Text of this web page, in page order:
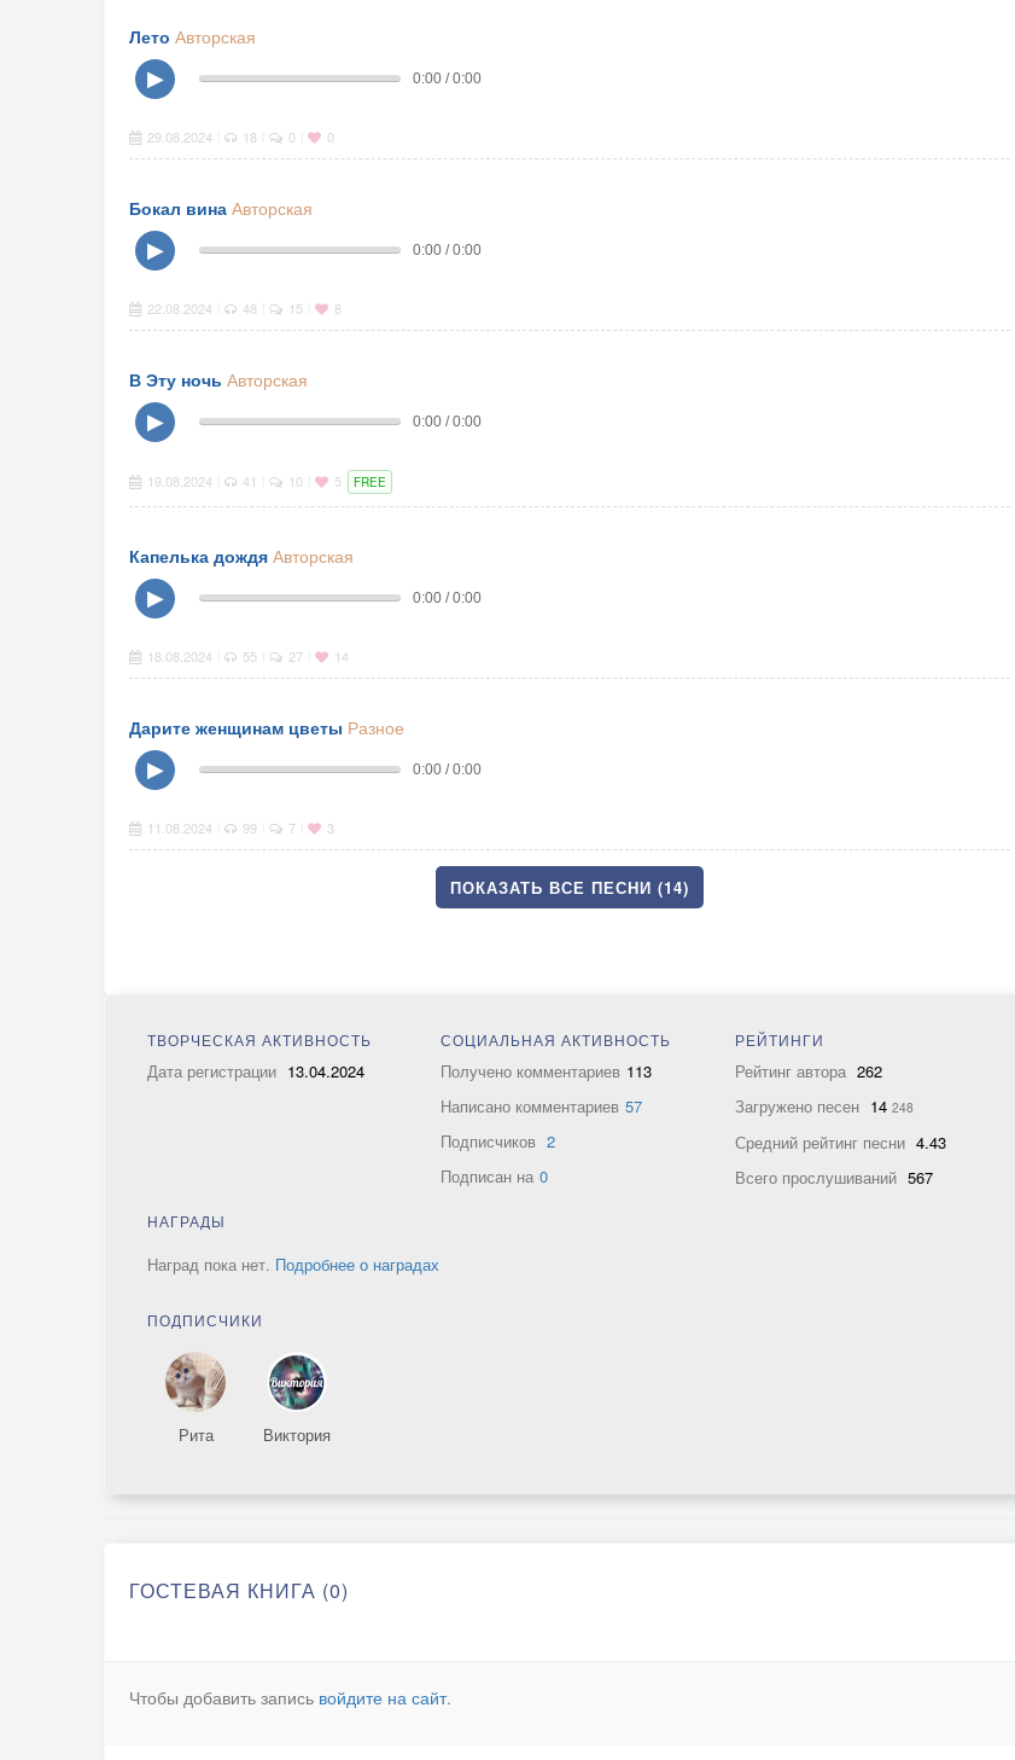
Лето Авторская
▶
0:00 / 0:00
29.08.2024 18 0 0
Бокал вина Авторская
▶
0:00 / 0:00
22.08.2024 48 15 8
В Эту ночь Авторская
▶
0:00 / 0:00
19.08.2024 41 10 5 FREE
Капелька дождя Авторская
▶
0:00 / 0:00
18.08.2024 55 27 14
Дарите женщинам цветы Разное
▶
0:00 / 0:00
11.08.2024 99 7 3
ПОКАЗАТЬ ВСЕ ПЕСНИ (14)
ТВОРЧЕСКАЯ АКТИВНОСТЬ
Дата регистрации 13.04.2024
СОЦИАЛЬНАЯ АКТИВНОСТЬ
Получено комментариев 113
Написано комментариев 57
Подписчиков 2
Подписан на 0
РЕЙТИНГИ
Рейтинг автора 262
Загружено песен 14 248
Средний рейтинг песни 4.43
Всего прослушиваний 567
НАГРАДЫ
Наград пока нет. Подробнее о наградах
ПОДПИСЧИКИ
Рита Виктория
ГОСТЕВАЯ КНИГА (0)
Чтобы добавить запись войдите на сайт.